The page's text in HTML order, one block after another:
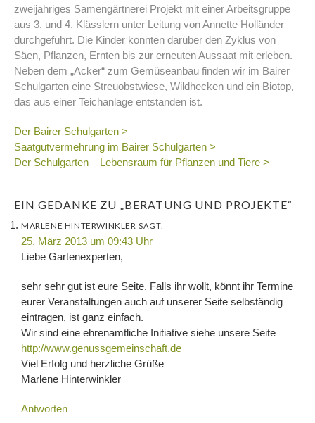
zweijähriges Samengärtnerei Projekt mit einer Arbeitsgruppe
aus 3. und 4. Klässlern unter Leitung von Annette Holländer
durchgeführt. Die Kinder konnten darüber den Zyklus von
Säen, Pflanzen, Ernten bis zur erneuten Aussaat mit erleben.
Neben dem „Acker“ zum Gemüseanbau finden wir im Bairer
Schulgarten eine Streuobstwiese, Wildhecken und ein Biotop,
das aus einer Teichanlage entstanden ist.
Der Bairer Schulgarten >
Saatgutvermehrung im Bairer Schulgarten >
Der Schulgarten – Lebensraum für Pflanzen und Tiere >
EIN GEDANKE ZU „BERATUNG UND PROJEKTE“
MARLENE HINTERWINKLER SAGT:
25. März 2013 um 09:43 Uhr
Liebe Gartenexperten,
sehr sehr gut ist eure Seite. Falls ihr wollt, könnt ihr Termine
eurer Veranstaltungen auch auf unserer Seite selbständig
eintragen, ist ganz einfach.
Wir sind eine ehrenamtliche Initiative siehe unsere Seite
http://www.genussgemeinschaft.de
Viel Erfolg und herzliche Grüße
Marlene Hinterwinkler
Antworten